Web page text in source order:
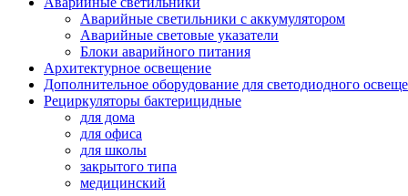
Аварийные светильники с аккумулятором
Аварийные световые указатели
Блоки аварийного питания
Архитектурное освещение
Дополнительное оборудование для светодиодного
Рециркуляторы бактерицидные
для дома
для офиса
для школы
закрытого типа
медицинский